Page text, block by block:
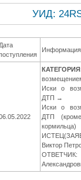
УИД:
Дата
Иски о
ДТП →
Иски о
ДТП
кормильца)
Виктор
ОТВЕТЧИК: